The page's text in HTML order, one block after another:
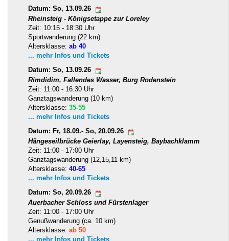
Datum: So, 13.09.26
Rheinsteig - Königsetappe zur Loreley
Zeit: 10:15 - 18:30 Uhr
Sportwanderung (22 km)
Altersklasse: ab 40
... mehr Infos und Tickets
Datum: So, 13.09.26
Rimdidim, Fallendes Wasser, Burg Rodenstein
Zeit: 11:00 - 16:30 Uhr
Ganztagswanderung (10 km)
Altersklasse: 35-55
... mehr Infos und Tickets
Datum: Fr, 18.09.- So, 20.09.26
Hängeseilbrücke Geierlay, Layensteig, Baybachklamm
Zeit: 11:00 - 17:00 Uhr
Ganztagswanderung (12,15,11 km)
Altersklasse: 40-65
... mehr Infos und Tickets
Datum: So, 20.09.26
Auerbacher Schloss und Fürstenlager
Zeit: 11:00 - 17:00 Uhr
Genußwanderung (ca. 10 km)
Altersklasse: ab 50
... mehr Infos und Tickets